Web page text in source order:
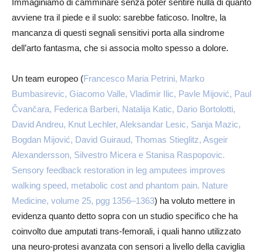
Immaginiamo di camminare senza poter sentire nulla di quanto
avviene tra il piede e il suolo: sarebbe faticoso. Inoltre, la
mancanza di questi segnali sensitivi porta alla sindrome
dell’arto fantasma, che si associa molto spesso a dolore.
Un team europeo (Francesco Maria Petrini, Marko
Bumbasirevic, Giacomo Valle, Vladimir Ilic, Pavle Mijović, Paul
Čvančara, Federica Barberi, Natalija Katic, Dario Bortolotti,
David Andreu, Knut Lechler, Aleksandar Lesic, Sanja Mazic,
Bogdan Mijović, David Guiraud, Thomas Stieglitz, Asgeir
Alexandersson, Silvestro Micera e Stanisa Raspopovic.
Sensory feedback restoration in leg amputees improves
walking speed, metabolic cost and phantom pain. Nature
Medicine, volume 25, pgg 1356–1363) ha voluto mettere in
evidenza quanto detto sopra con un studio specifico che ha
coinvolto due amputati trans-femorali, i quali hanno utilizzato
una neuro-protesi avanzata con sensori a livello della caviglia